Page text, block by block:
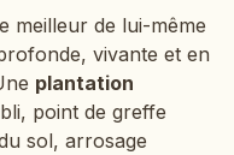
meilleur de lui-même
vivante et en
plantation
point de greffe
sol, arrosage